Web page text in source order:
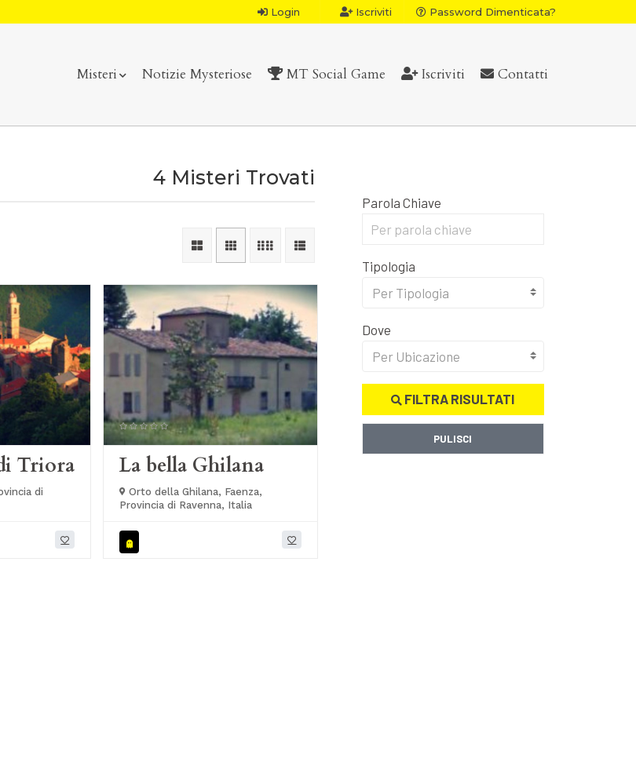
Login Iscriviti Password Dimenticata?
Misteri Notizie Mysteriose MT Social Game Iscriviti Contatti
4 Misteri Trovati
Triora
di
La bella Ghilana
Orto della Ghilana, Faenza,
Provincia di Ravenna, Italia
Parola Chiave
Tipologia
Per Tipologia
Dove
Per Ubicazione
FILTRA RISULTATI
PULISCI